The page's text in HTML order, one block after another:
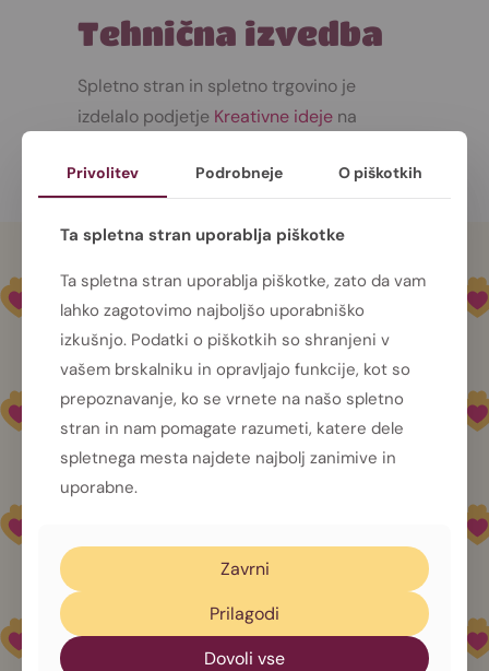
Tehnična izvedba
Spletno stran in spletno trgovino je
izdelalo podjetje Kreativne ideje na
vsak dan
Privolitev Podrobneje O piškotkih
Ta spletna stran uporablja piškotke
Ta spletna stran uporablja piškotke, zato da vam
lahko zagotovimo najboljšo uporabniško
izkušnjo. Podatki o piškotkih so shranjeni v
vašem brskalniku in opravljajo funkcije, kot so
prepoznavanje, ko se vrnete na našo spletno
stran in nam pomagate razumeti, katere dele
spletnega mesta najdete najbolj zanimive in
uporabne.
Zavrni
Prilagodi
Dovoli vse